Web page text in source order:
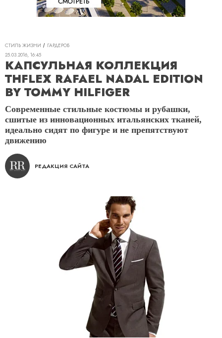
СТИЛЬ ЖИЗНИ
ГАРДЕРОБ
25.03.2016, 16:45
КАПСУЛЬНАЯ КОЛЛЕКЦИЯ
THFLEX RAFAEL NADAL EDITION
BY TOMMY HILFIGER
Современные стильные костюмы и рубашки,
сшитые из инновационных итальянских тканей,
идеально сидят по фигуре и не препятствуют
движению
РЕДАКЦИЯ САЙТА